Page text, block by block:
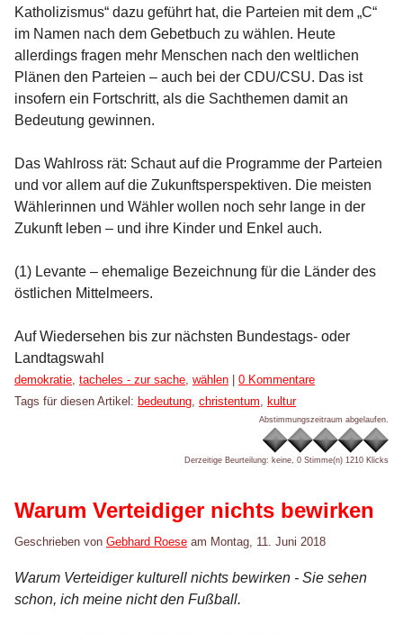
Katholizismus“ dazu geführt hat, die Parteien mit dem „C“
im Namen nach dem Gebetbuch zu wählen. Heute
allerdings fragen mehr Menschen nach den weltlichen
Plänen den Parteien – auch bei der CDU/CSU. Das ist
insofern ein Fortschritt, als die Sachthemen damit an
Bedeutung gewinnen.
Das Wahlross rät: Schaut auf die Programme der Parteien
und vor allem auf die Zukunftsperspektiven. Die meisten
Wählerinnen und Wähler wollen noch sehr lange in der
Zukunft leben – und ihre Kinder und Enkel auch.
(1) Levante – ehemalige Bezeichnung für die Länder des
östlichen Mittelmeers.
Auf Wiedersehen bis zur nächsten Bundestags- oder
Landtagswahl
Kategorien:
demokratie, tacheles - zur sache, wählen
0 Kommentare
Tags für diesen Artikel: bedeutung, christentum, kultur
Abstimmungszeitraum abgelaufen.
Derzeitige Beurteilung: keine, 0 Stimme(n) 1210 Klicks
Warum Verteidiger nichts bewirken
Geschrieben von Gebhard Roese am Montag, 11. Juni 2018
Warum Verteidiger kulturell nichts bewirken - Sie sehen
schon, ich meine nicht den Fußball.